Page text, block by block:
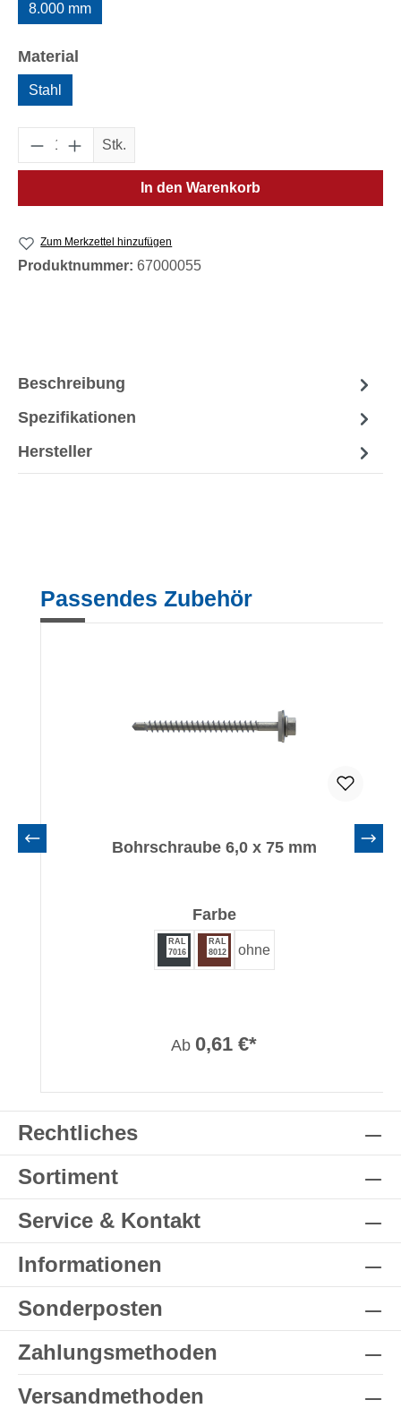
8.000 mm
Material
Stahl
Produkt Anzahl: Gib den gewünschten
Stk.
In den Warenkorb
Zum Merkzettel hinzufügen
Produktnummer: 67000055
Beschreibung
Spezifikationen
Hersteller
Produktgalerie überspringen
Passendes Zubehör
Bohrschraube 6,0 x 75 mm
Farbeauswählen
RAL
7016
RAL
8012
ohne
Ab 0,61 €*
Rechtliches
Sortiment
Service & Kontakt
Informationen
Sonderposten
Zahlungsmethoden
Versandmethoden